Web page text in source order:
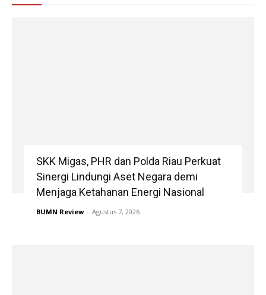
SKK Migas, PHR dan Polda Riau Perkuat
Sinergi Lindungi Aset Negara demi
Menjaga Ketahanan Energi Nasional
BUMN Review - Agustus 7, 2026